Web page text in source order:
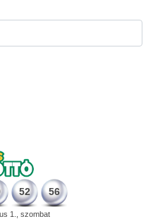
52 56
1., szombat